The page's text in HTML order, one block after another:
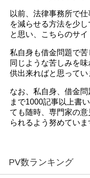
以前、法律事務所で
を減らせる方法を少
と思い、こちらのサイ
私自身も借金問題で苦
同じような苦しみを
供出来ればと思ってい
なお、私自身、借金
まで1000記事以上書
ても随時、専門家の
られるよう努めていま
PV数ランキング